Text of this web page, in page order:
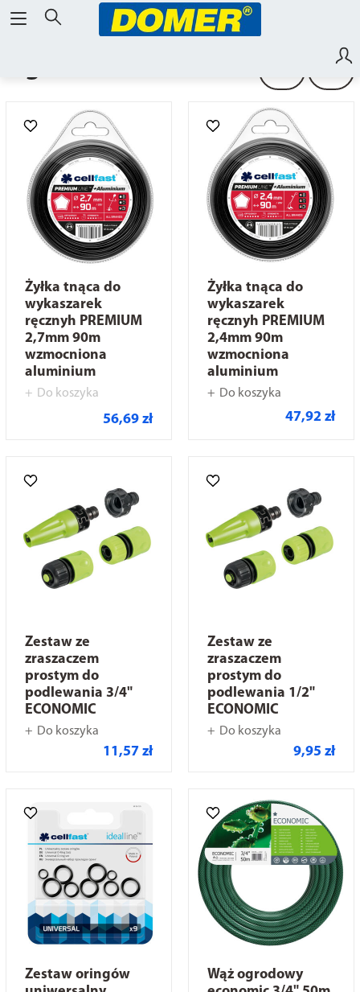
Żyłka tnąca do
wykaszarek
ręcznyh PREMIUM
2,7mm 90m
wzmocniona
aluminium
Do koszyka
56,69 zł
Żyłka tnąca do
wykaszarek
ręcznyh PREMIUM
2,4mm 90m
wzmocniona
aluminium
Do koszyka
47,92 zł
Zestaw ze
zraszaczem
prostym do
podlewania 3/4"
ECONOMIC
Do koszyka
11,57 zł
Zestaw ze
zraszaczem
prostym do
podlewania 1/2"
ECONOMIC
Do koszyka
9,95 zł
Zestaw oringów
Wąż ogrodowy